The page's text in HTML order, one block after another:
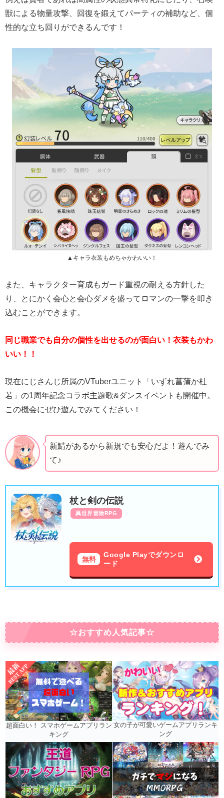
獣による物量攻撃、回復を鍛えてパーティの補助など、個
性的な立ち回りができるんです！
▲キャラ衣装もめちゃかわいい！
また、キャラクター育成もガード重視の耐える方針した
り、とにかく会心と会心ダメを盛ってロマンの一撃を叩き
込むことができます。
同じ職業でも自分の個性を出せるのが面白い！衣装もかわ
いい！！
現在にじさんじ所属のVTuberユニット「いずれ菖蒲か杜
若」の1周年記念コラボ主題歌&ダンスイベントも開催中。
この機会にぜひ遊んでみてください！
新鯖があるから新規でも安心だよ！遊んでみ
て♪
杖と剣の伝説
異世界冒険RPG
無料
Google Playでダウンロ
ード
☆おすすめ人気記事☆
超面白い！ スマホゲームアプリラン
キング
女の子が可愛いゲームアプリランキ
ング